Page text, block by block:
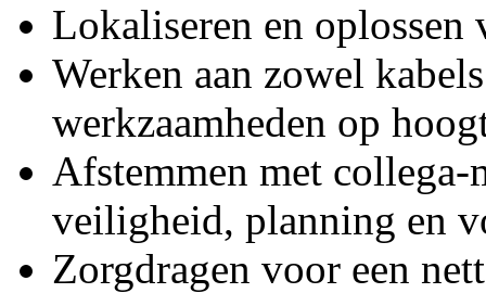
Lokaliseren en oplossen
Werken aan zowel
werkzaamheden op
Afstemmen met
veiligheid, planning en
Zorgdragen voor een